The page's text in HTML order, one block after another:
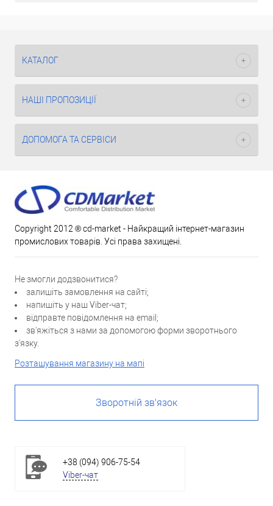
КАТАЛОГ
НАШІ ПРОПОЗИЦІЇ
ДОПОМОГА ТА СЕРВІСИ
Copyright 2012 ® cd-market - Найкращий інтернет-магазин
промислових товарів. Усі права захищені.
Не змогли додзвонитися?
залишіть замовлення на сайті;
напишіть у наш Viber-чат;
відправте повідомлення на email;
зв'яжіться з нами за допомогою форми зворотнього
з'язку.
Розташування магазину на мапі
Зворотній зв'язок
+38 (094) 906-75-54
Viber-чат